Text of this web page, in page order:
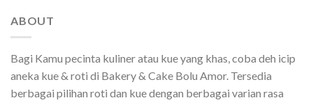
ABOUT
Bagi Kamu pecinta kuliner atau kue yang khas, coba deh icip
aneka kue & roti di Bakery & Cake Bolu Amor. Tersedia
berbagai pilihan roti dan kue dengan berbagai varian rasa